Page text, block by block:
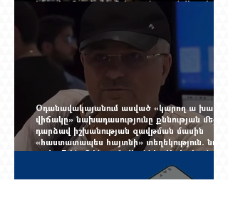
Ինչպես Գարեգին Բ-ի գործը թողնվեց դեռ
Օդանավակայանում ասված «կարող ա խառնվի
վիճակը» նախադասությունը քննության մեջ
դարձավ իշխանության զավթման մասին
«հաստատապես հայտնի» տեղեկություն. նույն
օրվա 7-ին մեկնող Հովհաննես Սահակյանը դեռ